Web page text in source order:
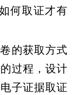
何取证才有
的获取方式
过程，设计
子证据取证